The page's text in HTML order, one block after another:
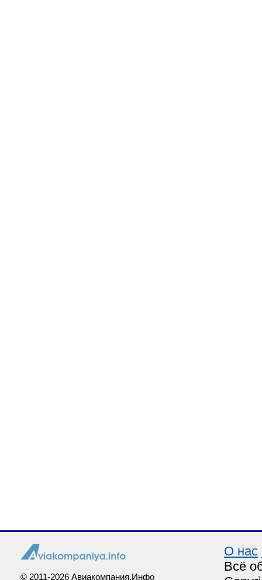
© 2011-2026 Авиакомпания.Инфо
О нас
Всё